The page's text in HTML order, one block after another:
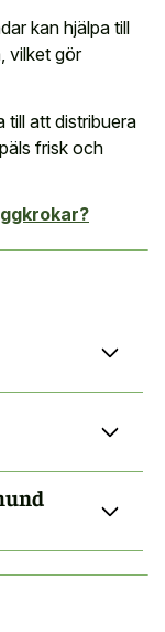
kan hjälpa till
vilket gör
till att distribuera
frisk och